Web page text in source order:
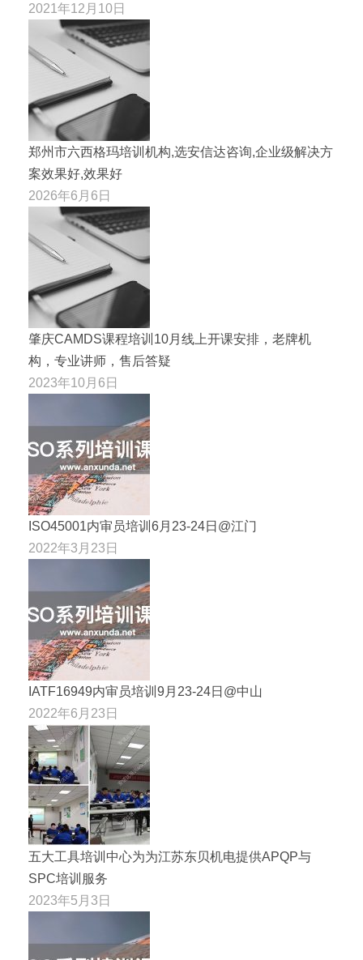
2021年12月10日
郑州市六西格玛培训机构,选安信达咨询,企业级解决方
案效果好,效果好
2026年6月6日
肇庆CAMDS课程培训10月线上开课安排，老牌机
构，专业讲师，售后答疑
2023年10月6日
ISO45001内审员培训6月23-24日@江门
2022年3月23日
IATF16949内审员培训9月23-24日@中山
2022年6月23日
五大工具培训中心为为江苏东贝机电提供APQP与
SPC培训服务
2023年5月3日